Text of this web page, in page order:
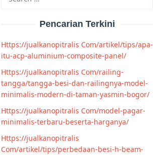
for:
Pencarian Terkini
Https://jualkanopitralis Com/artikel/tips/apa-
itu-acp-aluminium-composite-panel/
Https://jualkanopitralis Com/railing-
tangga/tangga-besi-dan-railingnya-model-
minimalis-modern-di-taman-yasmin-bogor/
Https://jualkanopitralis Com/model-pagar-
minimalis-terbaru-beserta-harganya/
Https://jualkanopitralis
Com/artikel/tips/perbedaan-besi-h-beam-